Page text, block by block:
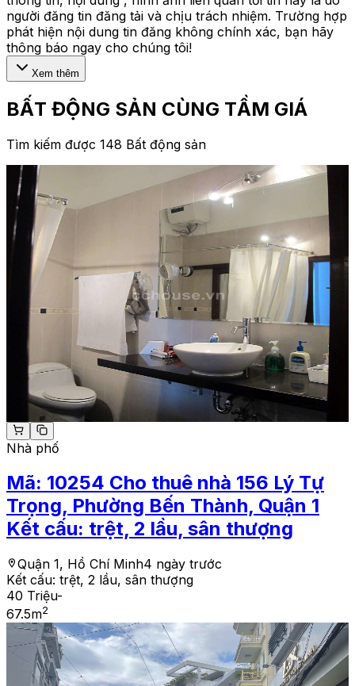
người đăng tin đăng tải và chịu trách nhiệm. Trường hợp
phát hiện nội dung tin đăng không chính xác, bạn hãy
thông báo ngay cho chúng tôi!
Xem thêm
BẤT ĐỘNG SẢN CÙNG TẦM GIÁ
Tìm kiếm được 148 Bất động sản
Nhà phố
Mã: 10254 Cho thuê nhà 156 Lý Tự
Trọng, Phường Bến Thành, Quận 1
Kết cấu: trệt, 2 lầu, sân thượng
Quận 1, Hồ Chí Minh4 ngày trước
Kết cấu: trệt, 2 lầu, sân thượng
40 Triệu-
67.5m2